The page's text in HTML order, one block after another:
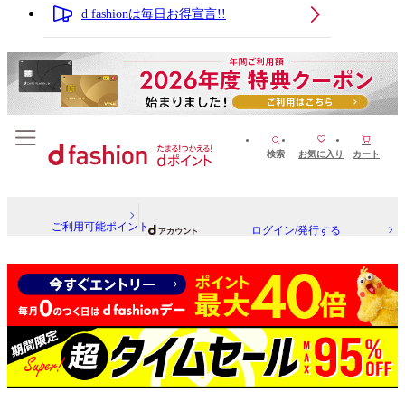
d fashionは毎日お得宣言!!
検索 お気に入り カート
ご利用可能ポイント ログイン/発行する